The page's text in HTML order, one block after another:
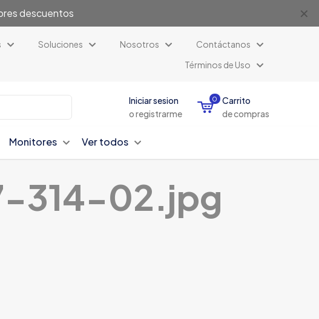
descuentos ✕
Soluciones Nosotros
Contáctanos
Términos de Uso
Iniciar sesion
o registrarme
0
Carrito
de compras
Monitores Ver todos
314-02.jpg